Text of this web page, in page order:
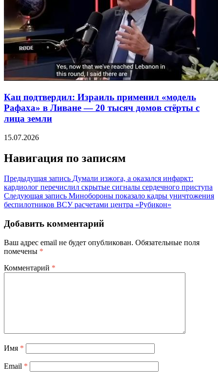
Кац подтвердил: Израиль применил «модель
Рафаха» в Ливане — 20 тысяч домов стёрты с
лица земли
15.07.2026
Навигация по записям
Предыдущая запись Думали изжога, а оказался инфаркт:
кардиолог перечислил скрытые сигналы сердечного приступа
Следующая запись Минобороны показало кадры уничтожения
беспилотников ВСУ расчетами центра «Рубикон»
Добавить комментарий
Ваш адрес email не будет опубликован. Обязательные поля
помечены *
Комментарий *
Имя *
Email *